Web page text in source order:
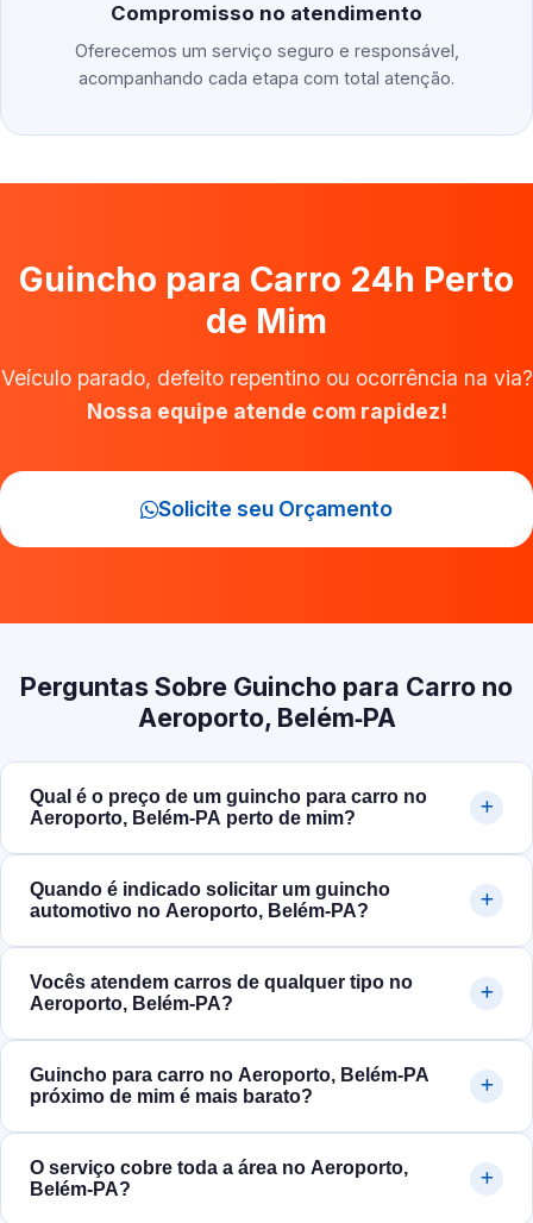
Compromisso no atendimento
Oferecemos um serviço seguro e responsável,
acompanhando cada etapa com total atenção.
Guincho para Carro 24h Perto
de Mim
Veículo parado, defeito repentino ou ocorrência na via?
Nossa equipe atende com rapidez!
Solicite seu Orçamento
Perguntas Sobre Guincho para Carro no
Aeroporto, Belém‑PA
Qual é o preço de um guincho para carro no
Aeroporto, Belém‑PA perto de mim?
Quando é indicado solicitar um guincho
automotivo no Aeroporto, Belém‑PA?
Vocês atendem carros de qualquer tipo no
Aeroporto, Belém‑PA?
Guincho para carro no Aeroporto, Belém‑PA
próximo de mim é mais barato?
O serviço cobre toda a área no Aeroporto,
Belém‑PA?